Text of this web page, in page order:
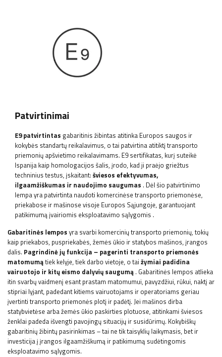
Patvirtinimai
E9 patvirtintas gabaritinis žibintas atitinka Europos saugos ir
kokybės standartų reikalavimus, o tai patvirtina atitiktį transporto
priemonių apšvietimo reikalavimams. E9 sertifikatas, kurį suteikė
Ispanija kaip homologacijos šalis, įrodo, kad ji praėjo griežtus
techninius testus, įskaitant: šviesos efektyvumas,
ilgaamžiškumas ir naudojimo saugumas . Dėl šio patvirtinimo
lempa yra patvirtinta naudoti komercinėse transporto priemonėse,
priekabose ir mašinose visoje Europos Sąjungoje, garantuojant
patikimumą įvairiomis eksploatavimo sąlygomis .
Gabaritinės lempos yra svarbi komercinių transporto priemonių, tokių
kaip priekabos, puspriekabės, žemės ūkio ir statybos mašinos, įrangos
dalis. Pagrindinė jų funkcija – pagerinti transporto priemonės
matomumątiek kelyje, tiek darbo vietoje, o tai žymiai padidina
vairuotojo ir kitų eismo dalyvių saugumą . Gabaritinės lempos atlieka
itin svarbų vaidmenį esant prastam matomumui, pavyzdžiui, rūkui, naktį ar
stipriai lyjant, padedant kitiems vairuotojams ir operatoriams geriau
įvertinti transporto priemonės plotį ir padėtį. Jei mašinos dirba
statybvietėse arba žemės ūkio paskirties plotuose, atitinkami šviesos
ženklai padeda išvengti pavojingų situacijų ir susidūrimų. Kokybiškų
gabaritinių žibintų pasirinkimas – tai ne tik taisyklių laikymasis, bet ir
investicija į įrangos ilgaamžiškumą ir patikimumą sudėtingomis
eksploatavimo sąlygomis.